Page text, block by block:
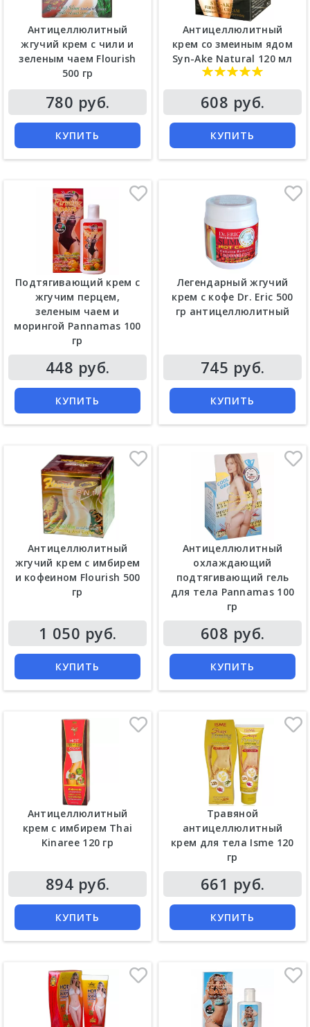
Антицеллюлитный
жгучий крем с чили и
зеленым чаем Flourish
500 гр
780 руб.
КУПИТЬ
Антицеллюлитный
крем со змеиным ядом
Syn-Ake Natural 120 мл
608 руб.
КУПИТЬ
Подтягивающий крем с
жгучим перцем,
зеленым чаем и
морингой Pannamas 100
гр
448 руб.
КУПИТЬ
Легендарный жгучий
крем с кофе Dr. Eric 500
гр антицеллюлитный
745 руб.
КУПИТЬ
Антицеллюлитный
жгучий крем с имбирем
и кофеином Flourish 500
гр
1 050 руб.
КУПИТЬ
Антицеллюлитный
охлаждающий
подтягивающий гель
для тела Pannamas 100
гр
608 руб.
КУПИТЬ
Антицеллюлитный
крем с имбирем Thai
Kinaree 120 гр
894 руб.
КУПИТЬ
Травяной
антицеллюлитный
крем для тела Isme 120
гр
661 руб.
КУПИТЬ